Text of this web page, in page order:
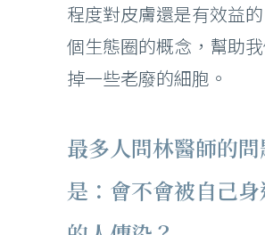
程度對皮膚還是有效益
個生態圈的概念，幫助
掉一些老廢的細胞。
最多人問林醫師的
是：會不會被自己